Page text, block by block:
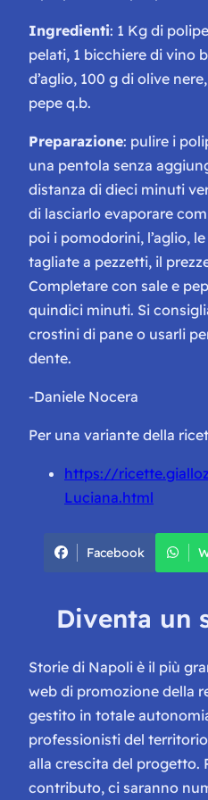
Ingredienti: 1 Kg di
pelati, 1 bicchiere di vino
d’aglio, 100 g di olive
pepe q.b.
Preparazione: pulire i
una pentola senza
distanza di dieci minuti
di lasciarlo evaporare
poi i pomodorini, l’aglio,
tagliate a pezzetti, il
Completare con sale e
quindici minuti. Si
crostini di pane o usarli
dente.
-Daniele Nocera
Per una variante della
https://
Luciana.html
Facebook
Diventa un
Storie di Napoli è il più
web di promozione della
gestito in totale
professionisti del
alla crescita del progetto.
contributo, ci saranno